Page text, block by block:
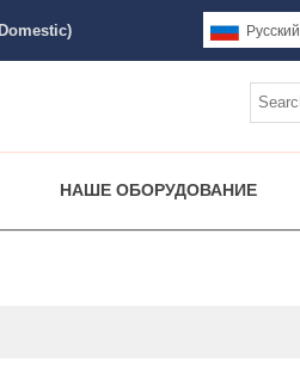
Pусский
НАШЕ ОБОРУДОВАНИЕ